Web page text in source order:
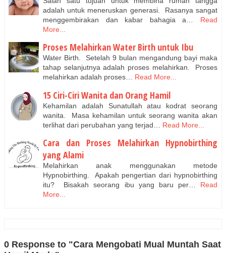
adalah untuk meneruskan generasi. Rasanya sangat
menggembirakan dan kabar bahagia a…
Read
More...
Proses Melahirkan Water Birth untuk Ibu
Water Birth. Setelah 9 bulan mengandung bayi maka
tahap selanjutnya adalah proses melahirkan. Proses
melahirkan adalah proses… Read More...
15 Ciri-Ciri Wanita dan Orang Hamil
Kehamilan adalah Sunatullah atau kodrat seorang
wanita. Masa kehamilan untuk seorang wanita akan
terlihat dari perubahan yang terjad…
Read More...
Cara dan Proses Melahirkan Hypnobirthing
yang Alami
Melahirkan anak menggunakan metode
Hypnobirthing. Apakah pengertian dari hypnobirthing
itu? Bisakah seorang ibu yang baru per…
Read
More...
0 Response to "Cara Mengobati Mual Muntah Saat